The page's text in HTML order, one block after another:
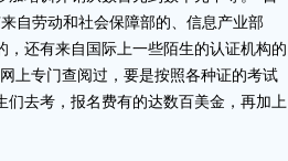
自劳动和社会保障部的、信息产业部
还有来自国际上一些陌生的认证机构的
上专门查阅过，要是按照各种证的考试
们去考，报名费有的达数百美金，再加上